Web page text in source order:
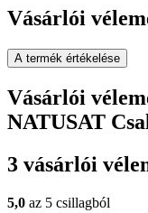
Vásárlói
A termék értékelése
Vásárlói
NATUSAT
3 vásárlói
5,0 az 5 csillagból